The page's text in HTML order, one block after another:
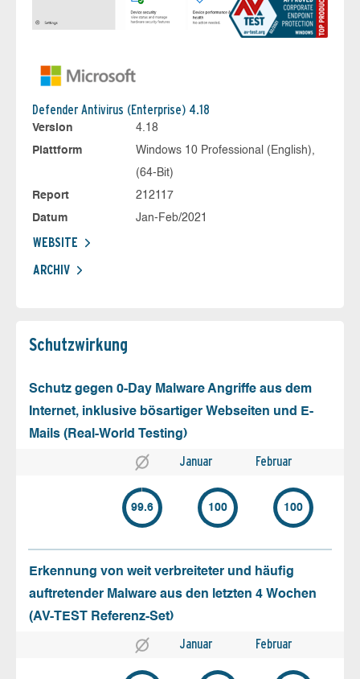
Defender Antivirus (Enterprise) 4.18
Version
4.18
Plattform
Windows 10 Professional (English),
(64-Bit)
Report
212117
Datum
Jan-Feb/2021
WEBSITE
ARCHIV
Schutz­wirkung
Schutz gegen 0-Day Malware Angriffe aus dem
Internet, inklusive bösartiger Webseiten und E-
Mails (Real-World Testing)
Januar Februar
99.6 100 100
Erkennung von weit verbreiteter und häufig
auftretender Malware aus den letzten 4 Wochen
(AV-TEST Referenz-Set)
Januar Februar